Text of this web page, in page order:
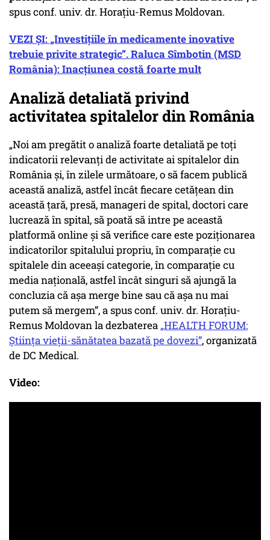
spus conf. univ. dr. Horațiu-Remus Moldovan.
VEZI ȘI: „Investițiile în medicamente inovative
trebuie privite strategic”. Raluca Sîmbotin (MSD
România): Inacțiunea costă foarte mult
Analiză detaliată privind
activitatea spitalelor din România
„Noi am pregătit o analiză foarte detaliată pe toți
indicatorii relevanți de activitate ai spitalelor din
România și, în zilele următoare, o să facem publică
această analiză, astfel încât fiecare cetățean din
această țară, presă, manageri de spital, doctori care
lucrează în spital, să poată să intre pe această
platformă online și să verifice care este poziționarea
indicatorilor spitalului propriu, în comparație cu
spitalele din aceeași categorie, în comparație cu
media națională, astfel încât singuri să ajungă la
concluzia că așa merge bine sau că așa nu mai
putem să mergem”, a spus conf. univ. dr. Horațiu-
Remus Moldovan la dezbaterea „HEALTH FORUM:
Știința vieții-sănătatea bazată pe dovezi”, organizată
de DC Medical.
Video: